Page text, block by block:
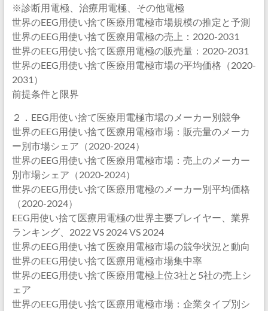
※診断用電極、治療用電極、その他電極
世界のEEG用使い捨て医療用電極市場規模の推定と予測
世界のEEG用使い捨て医療用電極の売上：2020-2031
世界のEEG用使い捨て医療用電極の販売量：2020-2031
世界のEEG用使い捨て医療用電極市場の平均価格（2020-
2031）
前提条件と限界
２．EEG用使い捨て医療用電極市場のメーカー別競争
世界のEEG用使い捨て医療用電極市場：販売量のメーカ
ー別市場シェア（2020-2024）
世界のEEG用使い捨て医療用電極市場：売上のメーカー
別市場シェア（2020-2024）
世界のEEG用使い捨て医療用電極のメーカー別平均価格
（2020-2024）
EEG用使い捨て医療用電極の世界主要プレイヤー、業界
ランキング、2022 VS 2024 VS 2024
世界のEEG用使い捨て医療用電極市場の競争状況と動向
世界のEEG用使い捨て医療用電極市場集中率
世界のEEG用使い捨て医療用電極上位3社と5社の売上シ
ェア
世界のEEG用使い捨て医療用電極市場：企業タイプ別シ